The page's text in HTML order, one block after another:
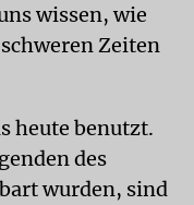
wissen, wie
Zeiten
heute benutzt.
des
wurden, sind